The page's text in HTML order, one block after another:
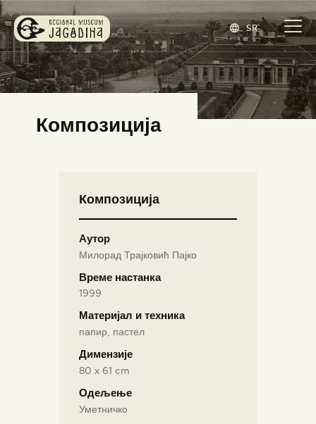
SR
Композиција
ЗАВИЧАЈНИ МУЗЕЈ ЈАГОДИНА
www.jagodina.museum
ЗБИРКЕ
ИЗДАВАШТВО
БЛОГ
НАШ МУЗЕЈ
ENGLISH
Композиција
Аутор
Милорад Трајковић Пајко
Време настанка
1999
Материјал и техника
папир, пастел
Димензије
80 х 61 cm
Одељење
Уметничко